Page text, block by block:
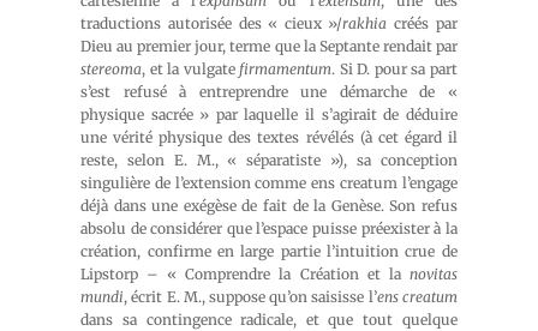
traductions autorisée des « cieux »/rakhia créés par
Dieu au premier jour, terme que la Septante rendait par
stereoma, et la vulgate firmamentum. Si D. pour sa part
s’est refusé à entreprendre une démarche de «
physique sacrée » par laquelle il s’agirait de déduire
une vérité physique des textes révélés (à cet égard il
reste, selon E. M., « séparatiste »), sa conception
singulière de l’extension comme ens creatum l’engage
déjà dans une exégèse de fait de la Genèse. Son refus
absolu de considérer que l’espace puisse préexister à la
création, confirme en large partie l’intuition crue de
Lipstorp – « Comprendre la Création et la novitas
mundi, écrit E. M., suppose qu’on saisisse l’ens creatum
dans sa contingence radicale, et que tout quelque